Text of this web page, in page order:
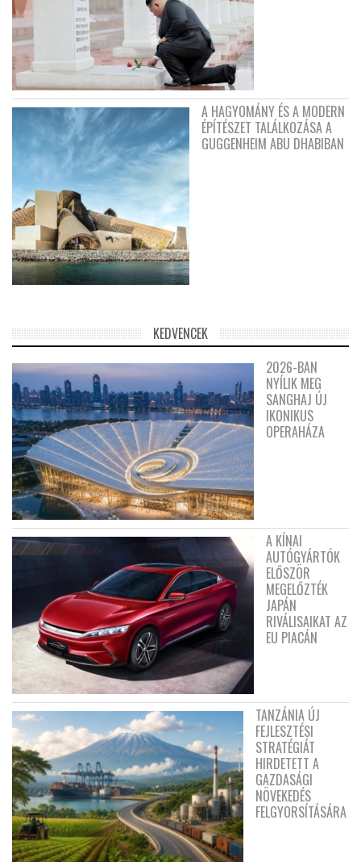
A HAGYOMÁNY ÉS A MODERN
ÉPÍTÉSZET TALÁLKOZÁSA A
GUGGENHEIM ABU DHABIBAN
KEDVENCEK
2026-BAN
NYÍLIK MEG
SANGHAJ ÚJ
IKONIKUS
OPERAHÁZA
A KÍNAI
AUTÓGYÁRTÓK
ELŐSZÖR
MEGELŐZTÉK
JAPÁN
RIVÁLISAIKAT AZ
EU PIACÁN
TANZÁNIA ÚJ
FEJLESZTÉSI
STRATÉGIÁT
HIRDETETT A
GAZDASÁGI
NÖVEKEDÉS
FELGYORSÍTÁSÁRA